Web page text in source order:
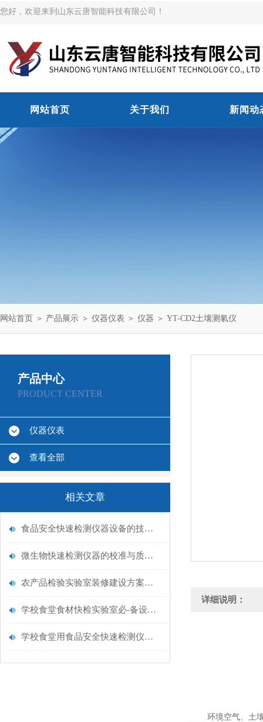
您好，欢迎来到山东云唐智能科技有限公司！
网站首页 关于我们 新闻动
网站首页 ＞ 产品展示 ＞ 仪器仪表 ＞ 仪器 ＞ YT-CD2土壤测氡仪
产品中心
PRODUCT CENTER
仪器仪表
查看全部
相关文章
食品安全快速检测仪器设备的技术演进与应用场景
微生物快速检测仪器的校准与质控：保证结果准确性的黄金法则
农产品检验实验室装修建设方案仪器配置清单@云唐仪器
学校食堂食材快检实验室必-备设备清单【云唐仪器推荐】
学校食堂用食品安全快速检测仪器【行业推荐】云唐食品安全检测仪
详细说明：
环境空气、土壤